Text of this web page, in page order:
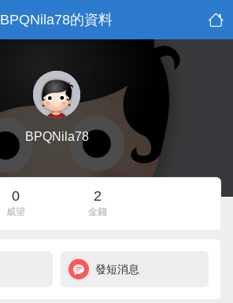
BPQNila78的資料
BPQNila78
0
威望
2
金錢
發短消息